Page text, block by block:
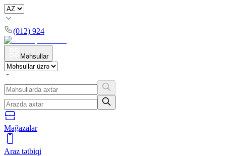
(012) 924
Məhsullar
Mağazalar
Araz tətbiqi